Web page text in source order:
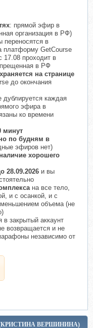
: прямой эфир в
организация в РФ)
переносятся в
платформу GetCourse
17.08 проходит в
в РФ
на странице
до окончания
дублируется каждая
эфира в
ко времени
минут
по будням в
эфиров нет)
хорошего
28.09.2026 и вы
на все тело,
и с осанкой, и с
объема (не
закрытый аккаунт
возвращается и не
независимо от
(КРИСТИНА ВЕРШИНИНА)